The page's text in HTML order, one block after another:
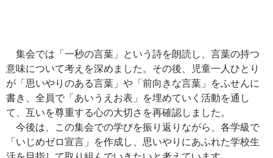
集会では「一秒の言葉」という詩を朗読し、言葉の持つ
意味について考えを深めました。その後、児童一人ひとり
が「思いやりのある言葉」や「前向きな言葉」をふせんに
書き、全員で「あいうえお表」を埋めていく活動を通し
て、互いを尊重する心の大切さを再確認しました。
今後は、この集会での学びを振り返りながら、各学級で
「いじめゼロ宣言」を作成し、思いやりにあふれた学校生